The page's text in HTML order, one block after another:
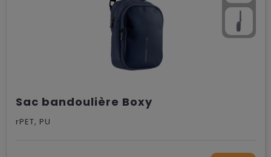
Sac bandoulière Boxy
rPET, PU